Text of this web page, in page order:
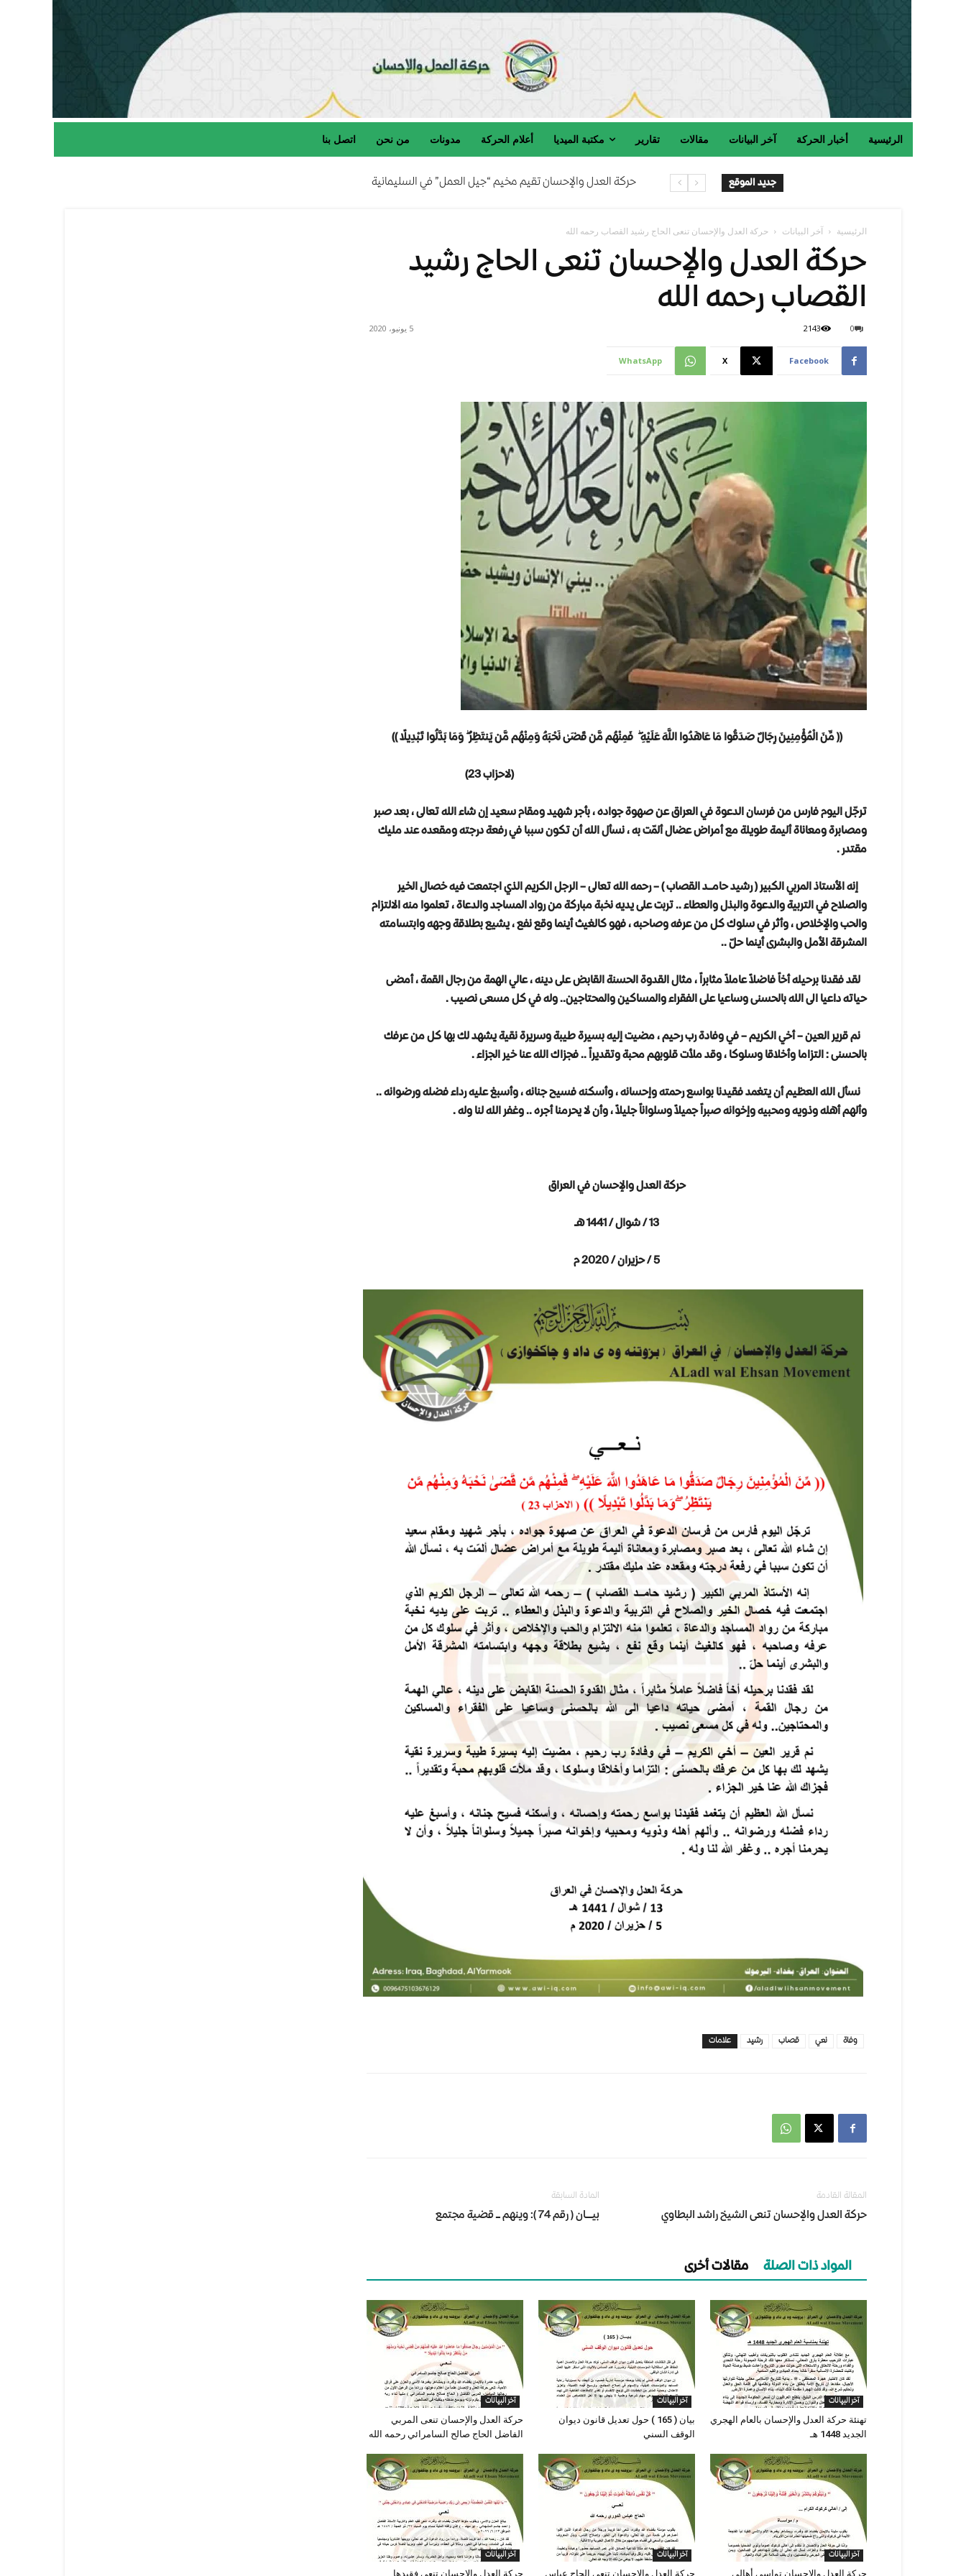
الرئيسية أخبار الحركة آخر البيانات مقالات تقارير مكتبة الميديا أعلام الحركة مدونات من نحن اتصل بنا
جديد الموقع حركة العدل والإحسان تقيم مخيم “جيل العمل” في السليمانية
حركة العدل والإحسان تنعى المربي الفاضل الحاج صالح السامرائي رحمه الله
الرئيسية آخر البيانات حركة العدل والإحسان تنعى الحاج رشيد القصاب رحمه الله
حركة العدل والإحسان تنعى الحاج رشيد
القصاب رحمه الله
5 يونيو، 2020 0
2143
Facebook
X
WhatsApp
(( مِّنَ الْمُؤْمِنِينَ رِجَالٌ صَدَقُوا مَا عَاهَدُوا اللَّهَ عَلَيْهِ ۖ فَمِنْهُم مَّن قَضَىٰ نَحْبَهُ وَمِنْهُم مَّن يَنتَظِرُ ۖ وَمَا بَدَّلُوا تَبْدِيلًا ))
(لاحزاب 23)
ترجّل اليوم فارس من فرسان الدعوة في العراق عن صهوة جواده ، بأجر شهيد ومقام سعيد إن شاء الله تعالى ، بعد صبر
ومصابرة ومعاناة أليمة طويلة مع أمراض عضال ألمّت به ، نسأل الله أن تكون سببا في رفعة درجته ومقعده عند مليك
مقتدر .
إنه الأستاذ المربي الكبير ( رشيد حامــد القصاب ) – رحمه الله تعالى – الرجل الكريم الذي اجتمعت فيه خصال الخير
والصلاح في التربية والدعوة والبذل والعطاء .. تربت على يديه نخبة مباركة من رواد المساجد والدعاة ، تعلموا منه الالتزام
والحب والإخلاص ، وأثر في سلوك كل من عرفه وصاحبه ، فهو كالغيث أينما وقع نفع ، يشيع بطلاقة وجهه وابتسامته
المشرقة الأمل والبشرى أينما حلّ ..
لقد فقدنا برحيله أخاً فاضلاً عاملاً مثابراً ، مثال القدوة الحسنة القابض على دينه ، عالي الهمة من رجال القمة ، أمضى
حياته داعيا الى الله بالحسنى وساعيا على الفقراء والمساكين والمحتاجين.. وله في كل مسعى نصيب .
نم قرير العين – أخي الكريم – في وفادة رب رحيم ، مضيت إليه بسيرة طيبة وسريرة نقية يشهد لك بها كل من عرفك
بالحسنى : التزاما وأخلاقا وسلوكا ، وقد ملأت قلوبهم محبة وتقديراً .. فجزاك الله عنا خير الجزاء .
نسأل الله العظيم أن يتغمد فقيدنا بواسع رحمته وإحسانه ، وأسكنه فسيح جنانه ، وأسبغ عليه رداء فضله ورضوانه ..
وألهم أهله وذويه ومحبيه وإخوانه صبراً جميلاً وسلواناً جليلاً ، وأن لا يحرمنا أجره .. وغفر الله لنا وله .
حركة العدل والإحسان في العراق
13 / شوال / 1441 هـ
5 / حزيران / 2020 م
علامات رشيد قصاب نعي وفاة
المادة السابقة
بيـــان ( رقم 74 ): وينهم ــ قضية مجتمع
المقالة القادمة
حركة العدل والإحسان تنعى الشيخ راشد البطاوي
المواد ذات الصلة مقالات أخرى
آخر البيانات
حركة العدل والإحسان تنعى المربي
الفاضل الحاج صالح السامرائي رحمه الله
آخر البيانات
بيان ( 165 ) حول تعديل قانون ديوان
الوقف السني
آخر البيانات
تهنئة حركة العدل والإحسان بالعام الهجري
الجديد 1448 هـ
آخر البيانات
حركة العدل والإحسان تنعى فقيدها
آخر البيانات
حركة العدل والإحسان تنعى الحاج عباس
آخر البيانات
حركة العدل والإحسان تواسي أهالي